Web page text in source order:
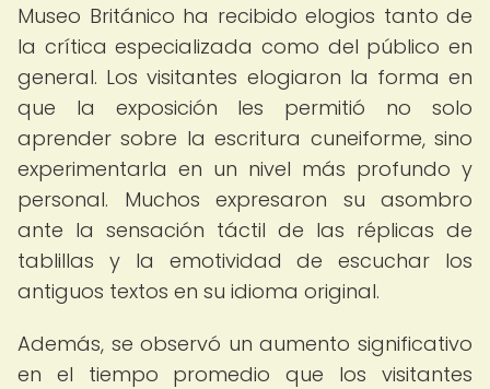
Museo Británico ha recibido elogios tanto de
la crítica especializada como del público en
general. Los visitantes elogiaron la forma en
que la exposición les permitió no solo
aprender sobre la escritura cuneiforme, sino
experimentarla en un nivel más profundo y
personal. Muchos expresaron su asombro
ante la sensación táctil de las réplicas de
tablillas y la emotividad de escuchar los
antiguos textos en su idioma original.
Además, se observó un aumento significativo
en el tiempo promedio que los visitantes